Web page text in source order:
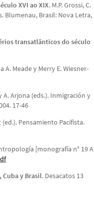
XVI ao XIX. M.P. Grossi, C.
Blumenau, Brasil: Nova Letra,
transatlânticos do século
A. Meade y Merry E. Wiesner-
A. Arjona (eds.). Inmigración y
17-46
(ed.). Pensamiento Pacifista.
[monografía n° 19 A
y Brasil. Desacatos 13